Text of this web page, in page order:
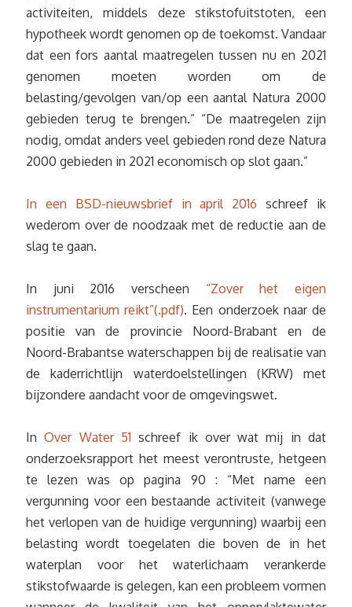
activiteiten, middels deze stikstofuitstoten, een
hypotheek wordt genomen op de toekomst. Vandaar
dat een fors aantal maatregelen tussen nu en 2021
genomen moeten worden om de
belasting/gevolgen van/op een aantal Natura 2000
gebieden terug te brengen.” “De maatregelen zijn
nodig, omdat anders veel gebieden rond deze Natura
2000 gebieden in 2021 economisch op slot gaan.”
In een BSD-nieuwsbrief in april 2016 schreef ik
wederom over de noodzaak met de reductie aan de
slag te gaan.
In juni 2016 verscheen “Zover het eigen
instrumentarium reikt”(.pdf). Een onderzoek naar de
positie van de provincie Noord-Brabant en de
Noord-Brabantse waterschappen bij de realisatie van
de kaderrichtlijn waterdoelstellingen (KRW) met
bijzondere aandacht voor de omgevingswet.
InOver Water 51 schreef ik over wat mij in dat
onderzoeksrapport het meest verontruste, hetgeen
te lezen was op pagina 90 : “Met name een
vergunning voor een bestaande activiteit (vanwege
het verlopen van de huidige vergunning) waarbij een
belasting wordt toegelaten die boven de in het
waterplan voor het waterlichaam verankerde
stikstofwaarde is gelegen, kan een probleem vormen